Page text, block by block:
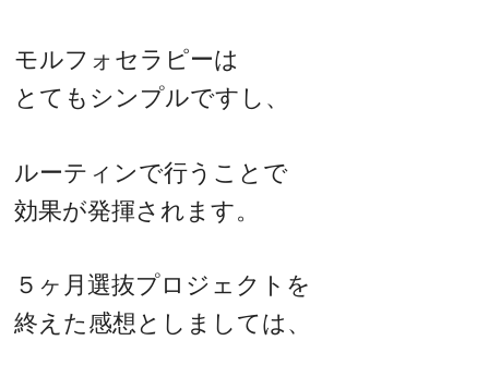
モルフォセラピーは
とてもシンプルですし、
ルーティンで行うことで
効果が発揮されます。
５ヶ月選抜プロジェクトを
終えた感想としましては、